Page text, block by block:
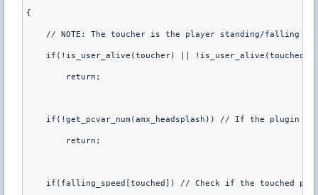
{
// NOTE: The toucher is the player standing/falling
if(!is_user_alive(toucher) ||
        return;
if(!get_pcvar_num(amx_headsplash)) // If the plugin
        return;
if(falling_speed[touched]) // Check if the touched